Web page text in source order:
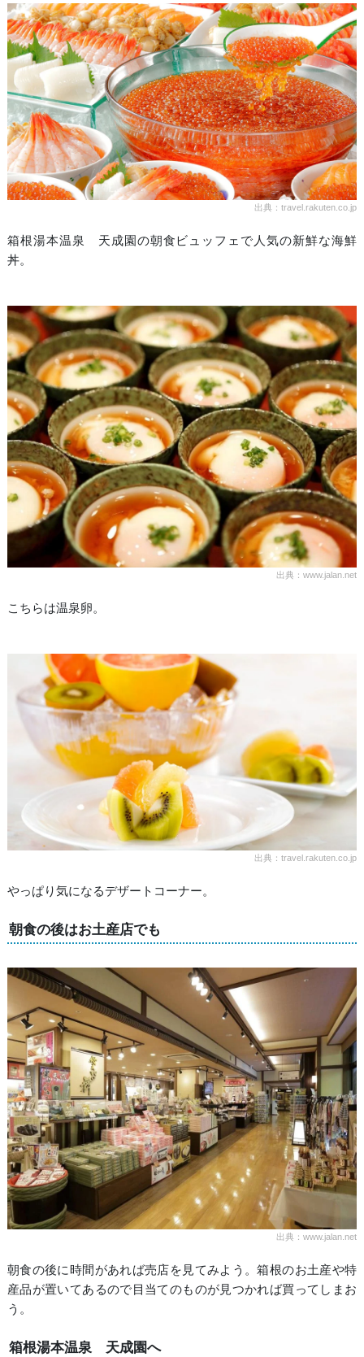
出典：travel.rakuten.co.jp
箱根湯本温泉 天成園の朝食ビュッフェで人気の新鮮な海鮮
丼。
出典：www.jalan.net
こちらは温泉卵。
出典：travel.rakuten.co.jp
やっぱり気になるデザートコーナー。
朝食の後はお土産店でも
出典：www.jalan.net
朝食の後に時間があれば売店を見てみよう。箱根のお土産や特
産品が置いてあるので目当てのものが見つかれば買ってしまお
う。
箱根湯本温泉 天成園へ